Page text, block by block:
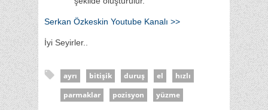
Serkan Özkeskin Youtube Kanalı >>
İyi Seyirler..
ayrı bitişik duruş el
hızlı
parmaklar
pozisyon yüzme